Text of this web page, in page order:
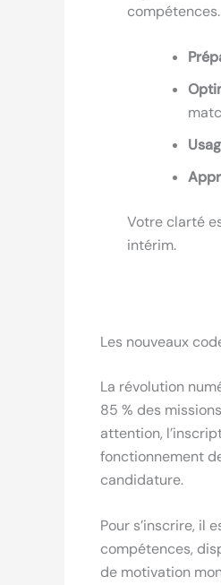
compétences.
Votre clarté
intérim.
Les nouveaux
La révolution
85 % des
attention,
fonctionnement
candidature.
Pour s’inscrire, il
compétences,
de motivation